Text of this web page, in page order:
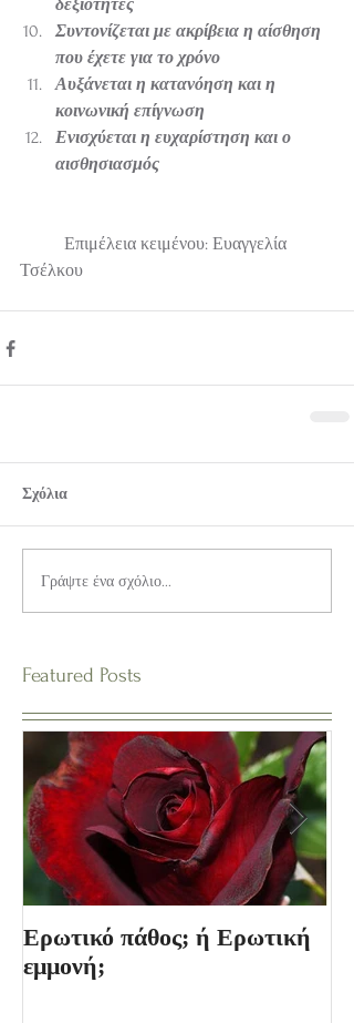
δεξιότητες
Συντονίζεται με ακρίβεια η αίσθηση
που έχετε για το χρόνο
Αυξάνεται η κατανόηση και η
κοινωνική επίγνωση
Ενισχύεται η ευχαρίστηση και ο
αισθησιασμός
Τσέλκου
Σχόλια
Γράψτε ένα σχόλιο...
Featured Posts
Ερωτικό πάθος; ή Ερωτική
εμμονή;